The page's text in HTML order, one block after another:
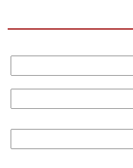
مرأة
وتكنولوجيا